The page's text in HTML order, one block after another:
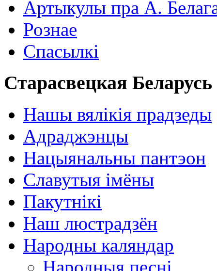
Артыкулы пра А.
Рознае
Спасылкі
Старасвецкая Беларусь
Нашы вялікія прадзеды
Адраджэнцы
Нацыянальны пантэон
Славутыя імёны
Пакутнікі
Наш люстрадзён
Народны каляндар
Народныя песні